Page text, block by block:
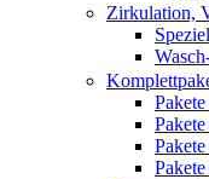
Zirkulation,